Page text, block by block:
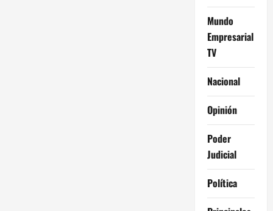
Mundo
Empresarial
TV
Nacional
Opinión
Poder
Judicial
Política